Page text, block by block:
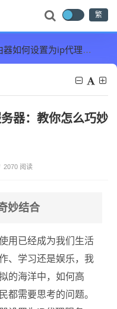
繁
何设置为ip代理服务器：教你怎么巧妙结合
器：教你怎么巧妙
/ 2070 阅读
妙结合
用已经成为我们生活
、学习还是娱乐，我
的海洋中，如何高
都需要思考的问题。